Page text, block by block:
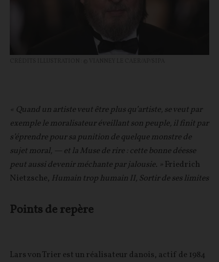
« Quand un artiste veut être plus qu’artiste, se veut par
exemple le moralisateur éveillant son peuple, il finit par
s’éprendre pour sa punition de quelque monstre de
sujet moral, — et la Muse de rire : cette bonne déesse
peut aussi devenir méchante par jalousie. »Friedrich
Nietzsche, Humain trop humain II, Sortir de ses limites
Points de repère
Lars von Trier est un réalisateur danois, actif de 1984